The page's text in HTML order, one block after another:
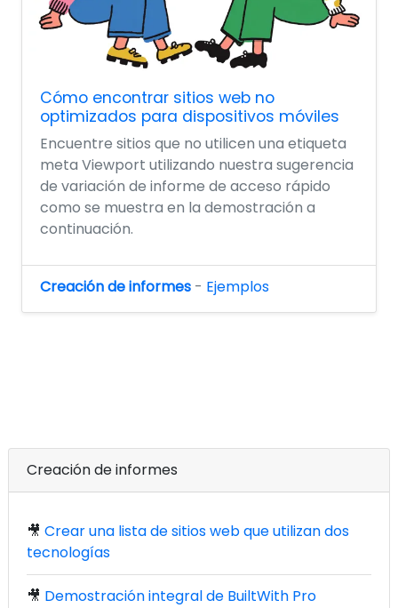
Cómo encontrar sitios web no
optimizados para dispositivos móviles
Encuentre sitios que no utilicen una etiqueta
meta Viewport utilizando nuestra sugerencia
de variación de informe de acceso rápido
como se muestra en la demostración a
continuación.
Creación de informes - Ejemplos
Creación de informes
🎥 Crear una lista de sitios web que utilizan dos
tecnologías
🎥 Demostración integral de BuiltWith Pro